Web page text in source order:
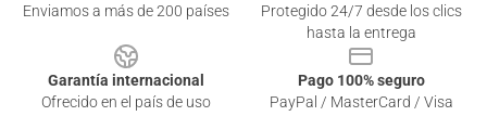
Enviamos a más de 200 países
Protegido 24/7 desde los clics
hasta la entrega
Garantía internacional
Ofrecido en el país de uso
Pago 100% seguro
PayPal / MasterCard / Visa